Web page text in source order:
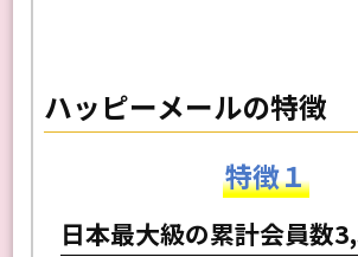
ハッピーメールの特徴
特徴１
日本最大級の累計会員数